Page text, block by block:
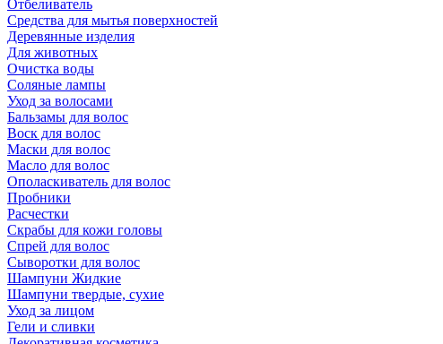
Отбеливатель
Средства для мытья поверхностей
Деревянные изделия
Для животных
Очистка воды
Соляные лампы
Уход за волосами
Бальзамы для волос
Воск для волос
Маски для волос
Масло для волос
Ополаскиватель для волос
Пробники
Расчестки
Скрабы для кожи головы
Спрей для волос
Сыворотки для волос
Шампуни Жидкие
Шампуни твердые, сухие
Уход за лицом
Гели и сливки